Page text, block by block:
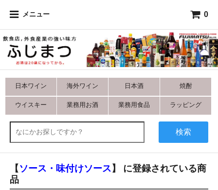
メニュー 0
日本ワイン 海外ワイン 日本酒 焼酎
ウイスキー 業務用お酒 業務用食品 ラッピング
検索
【ソース・味付けソース】 に登録されている商
品